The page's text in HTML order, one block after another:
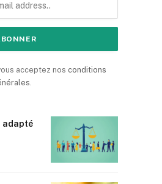
acceptez nos conditions
.
adapté